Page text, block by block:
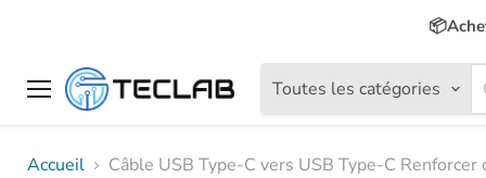
Menu
Toutes les catégories
Accueil Câble USB Type-C vers USB Type-C Renforcer